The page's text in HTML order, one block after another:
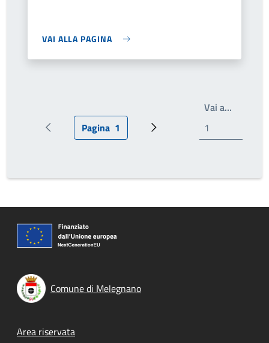
VAI ALLA PAGINA
Pagina precedentePagina attuale
Pagina 1 Prossima pagina
Vai a…
Comune di Melegnano
Footer menu
Area riservata